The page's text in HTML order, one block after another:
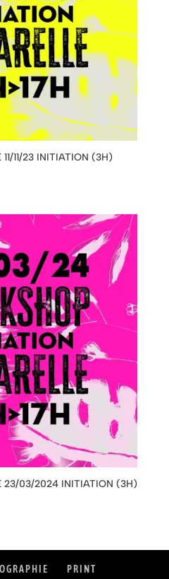
11/23 INITIATION (3H)
23/03/2024 INITIATION (3H)
PRINT